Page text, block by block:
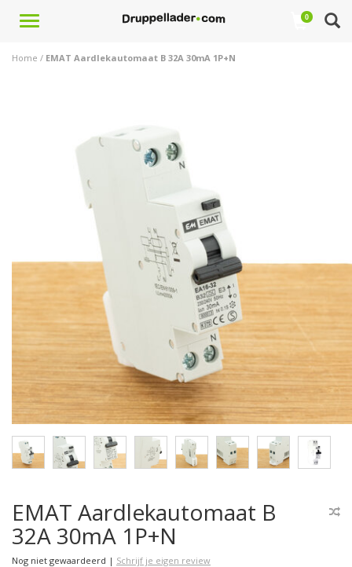
Toggle
0
Home / EMAT Aardlekautomaat B 32A 30mA 1P+N
EMAT Aardlekautomaat B
32A 30mA 1P+N
Nog niet gewaardeerd | Schrijf je eigen review